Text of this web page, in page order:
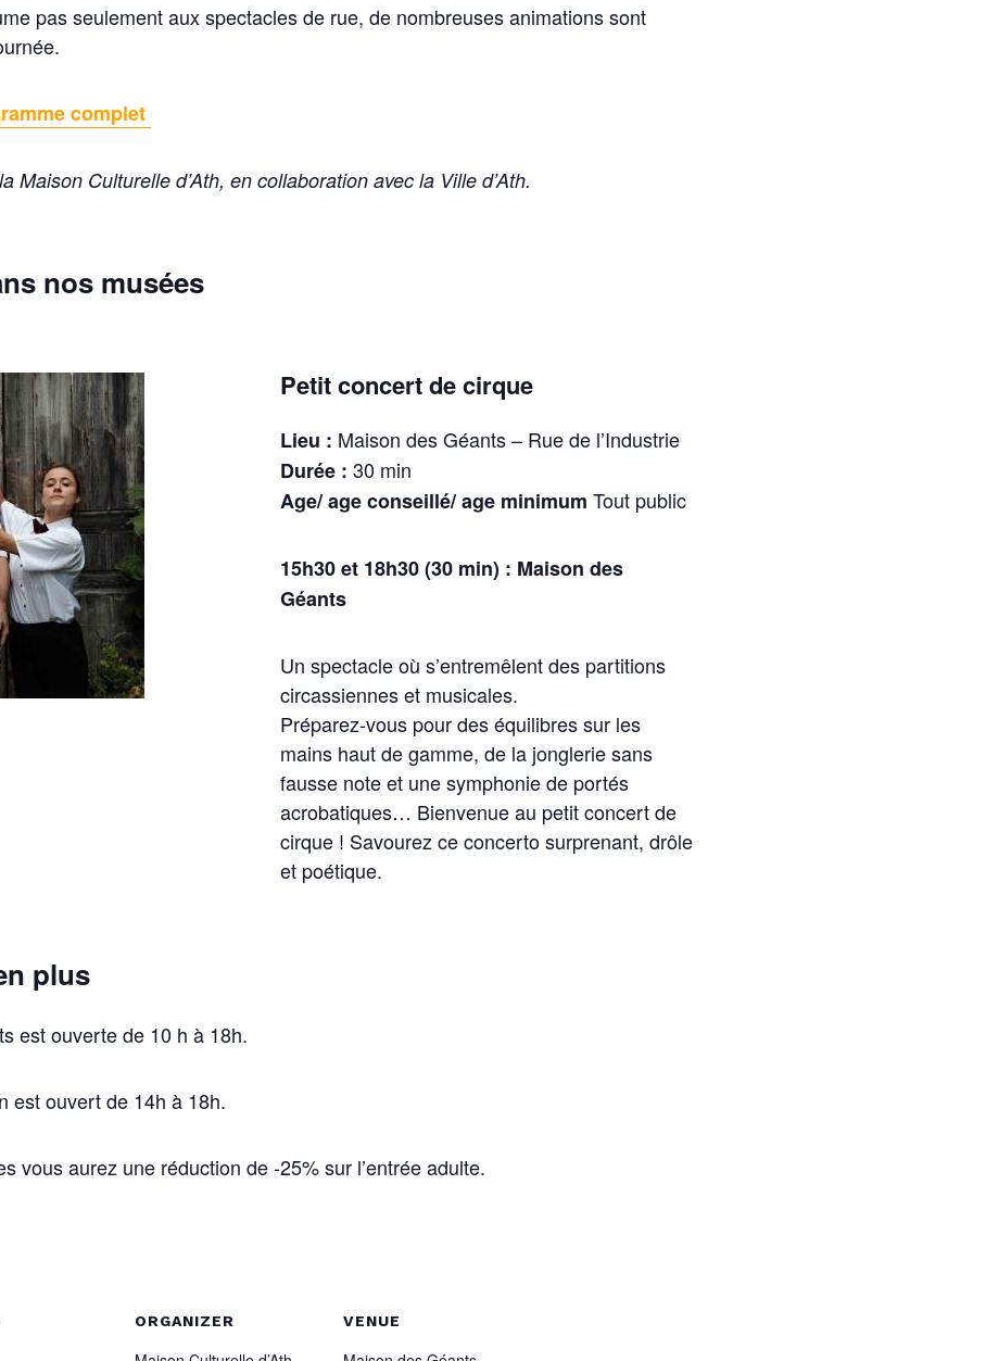
pas seulement aux spectacles de rue, de nombreuses animations sont
complet
Maison Culturelle d’Ath, en collaboration avec la Ville d’Ath.
nos musées
Petit concert de cirque
Lieu : Maison des Géants – Rue de l’Industrie
Durée :30 min
Age/ age conseillé/ age minimumTout public
15h30 et 18h30 (30 min) : Maison des
Géants
Un spectacle où s’entremêlent des partitions
circassiennes et musicales.
Préparez-vous pour des équilibres sur les
mains haut de gamme, de la jonglerie sans
fausse note et une symphonie de portés
acrobatiques… Bienvenue au petit concert de
cirque ! Savourez ce concerto surprenant, drôle
et poétique.
plus
est ouverte de 10 h à 18h.
est ouvert de 14h à 18h.
vous aurez une réduction de -25% sur l’entrée adulte.
ORGANIZER VENUE